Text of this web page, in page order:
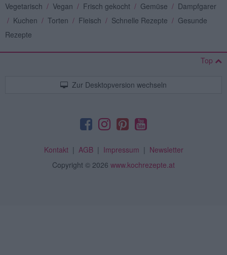
Vegetarisch / Vegan / Frisch gekocht / Gemüse / Dampfgarer
/ Kuchen / Torten / Fleisch / Schnelle Rezepte / Gesunde
Rezepte
Top
Zur Desktopversion wechseln
Kontakt| AGB| Impressum | Newsletter
Copyright © 2026 www.kochrezepte.at